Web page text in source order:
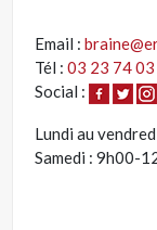
Email :
Tél :03 23 74
Social :
Lundi au
Samedi : 9h00-